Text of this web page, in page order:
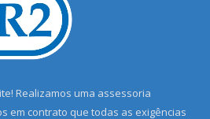
Realizamos uma assessoria
em contrato que todas as exigências